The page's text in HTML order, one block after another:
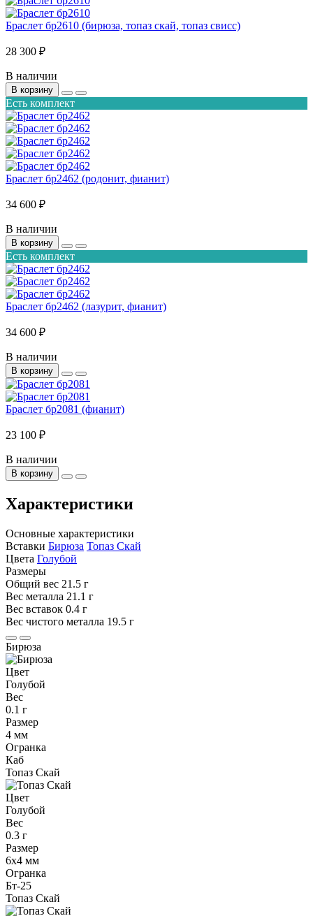
Браслет бр2610 (бирюза, топаз скай, топаз свисс)
28 300 ₽
В наличии
В корзину
Есть комплект
Браслет бр2462 (родонит, фианит)
34 600 ₽
В наличии
В корзину
Есть комплект
Браслет бр2462 (лазурит, фианит)
34 600 ₽
В наличии
В корзину
Браслет бр2081 (фианит)
23 100 ₽
В наличии
В корзину
Характеристики
Основные характеристики
Вставки Бирюза Топаз Скай
Цвета Голубой
Размеры
Общий вес 21.5 г
Вес металла 21.1 г
Вес вставок 0.4 г
Вес чистого металла 19.5 г
Бирюза
Цвет
Голубой
Вес
0.1 г
Размер
4 мм
Огранка
Каб
Топаз Скай
Цвет
Голубой
Вес
0.3 г
Размер
6х4 мм
Огранка
Бт-25
Топаз Скай